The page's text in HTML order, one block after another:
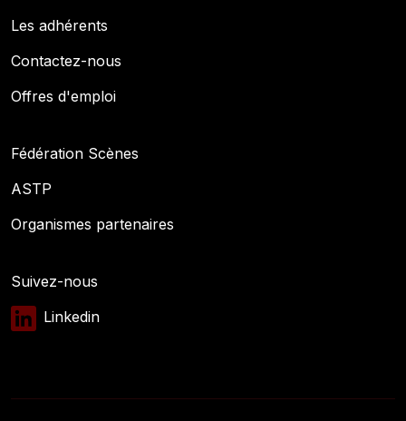
Les adhérents
Contactez-nous
Offres d'emploi
Fédération Scènes
ASTP
Organismes partenaires
Suivez-nous
Linkedin